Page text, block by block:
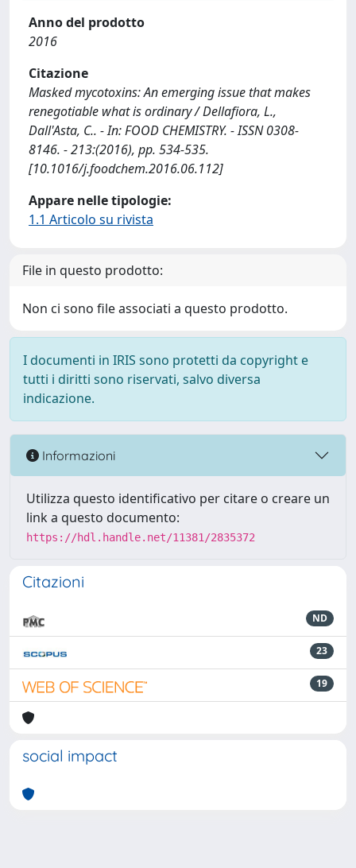
Anno del prodotto
2016
Citazione
Masked mycotoxins: An emerging issue that makes
renegotiable what is ordinary / Dellafiora, L.,
Dall'Asta, C.. - In: FOOD CHEMISTRY. - ISSN 0308-
8146. - 213:(2016), pp. 534-535.
[10.1016/j.foodchem.2016.06.112]
Appare nelle tipologie:
1.1 Articolo su rivista
File in questo prodotto:
Non ci sono file associati a questo prodotto.
I documenti in IRIS sono protetti da copyright e
tutti i diritti sono riservati, salvo diversa
indicazione.
Informazioni
Utilizza questo identificativo per citare o creare un
link a questo documento:
https://hdl.handle.net/11381/2835372
Citazioni
ND
23
19
social impact